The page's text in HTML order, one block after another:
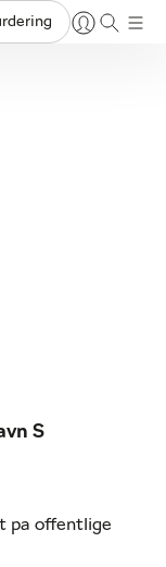
S
pa offentlige